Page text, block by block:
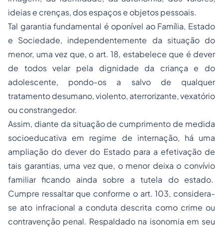
ideias e crenças, dos espaços e objetos pessoais.
Tal garantia fundamental é oponível ao Família, Estado
e Sociedade, independentemente da situação do
menor, uma vez que, o art. 18, estabelece que é dever
de todos velar pela dignidade da criança e do
adolescente, pondo-os a salvo de qualquer
tratamento desumano, violento, aterrorizante, vexatório
ou constrangedor.
Assim, diante da situação de cumprimento de medida
socioeducativa em regime de internação, há uma
ampliação do dever do Estado para a efetivação de
tais garantias, uma vez que, o menor deixa o convívio
familiar ficando ainda sobre a tutela do estado.
Cumpre ressaltar que conforme o art. 103, considera-
se ato infracional a conduta descrita como crime ou
contravenção penal. Respaldado na isonomia em seu